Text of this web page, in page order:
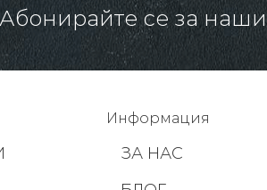
Абонирайте се за
Информация
ЗА НАС